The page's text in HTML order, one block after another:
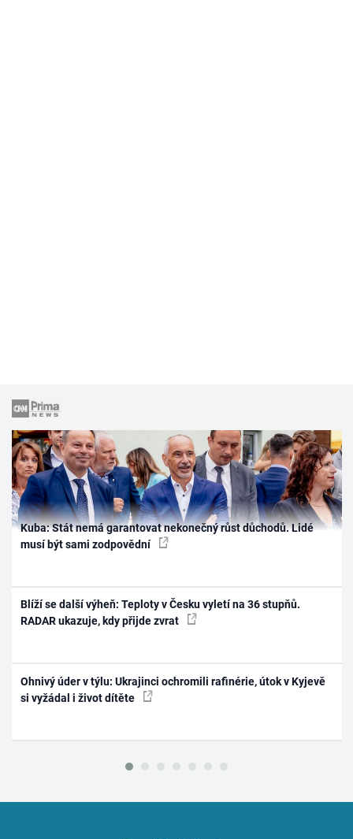
Kuba: Stát nemá garantovat nekonečný růst důchodů. Lidé
musí být sami zodpovědní
Blíží se další výheň: Teploty v Česku vyletí na 36 stupňů.
RADAR ukazuje, kdy přijde zvrat
Ohnivý úder v týlu: Ukrajinci ochromili rafinérie, útok v Kyjevě
si vyžádal i život dítěte